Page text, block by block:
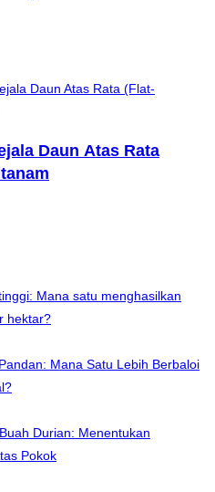
Daun Atas Rata
Mana satu menghasilkan
hektar?
Mana Satu Lebih Berbaloi
Durian: Menentukan
Pokok